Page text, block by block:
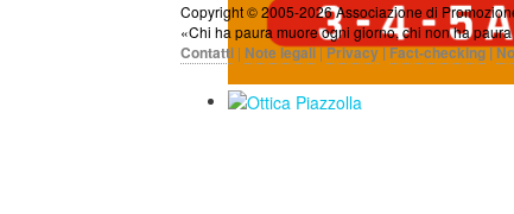
Copyright © 2005-2026 Associazione di
«Chi ha paura muore ogni giorno, chi non ha
Contatti | Note legali|Privacy|Fact-checking|